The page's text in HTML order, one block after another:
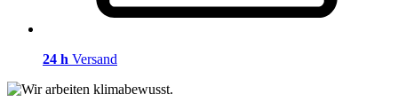
24 h Versand